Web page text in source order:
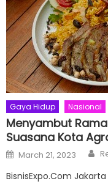
Gaya Hidup Nasional
Menyambut
Suasana Kota
Posted
on
March 21, 2023
BisnisExpo.Com